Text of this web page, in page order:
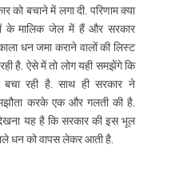
को बचाने में लगा दी. परिणाम क्या
के मालिक जेल में हैं और सरकार
धन जमा कराने वालों की लिस्ट
है. ऐसे में तो लोग यही समझेंगे कि
रही है. साथ ही सरकार ने
करके एक और गलती की है.
देखना यह है कि सरकार की इस भूल
धन को वापस लेकर आती है.